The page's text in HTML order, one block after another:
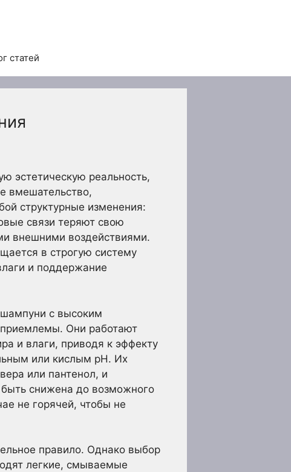
статей
эстетическую реальность,
вмешательство,
структурные изменения:
связи теряют свою
внешними воздействиями.
в строгую систему
и поддержание
с высоким
Они работают
и влаги, приводя к эффекту
или кислым pH. Их
или пантенол, и
снижена до возможного
не горячей, чтобы не
правило. Однако выбор
легкие, смываемые